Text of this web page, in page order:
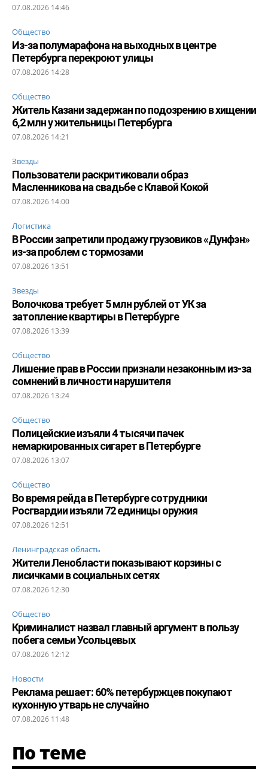
07.08.2026 14:46
Общество
Из-за полумарафона на выходных в центре
Петербурга перекроют улицы
07.08.2026 14:28
Общество
Житель Казани задержан по подозрению в хищении
6,2 млн у жительницы Петербурга
07.08.2026 14:21
Звезды
Пользователи раскритиковали образ
Масленникова на свадьбе с Клавой Кокой
07.08.2026 14:00
Логистика
В России запретили продажу грузовиков «Дунфэн»
из-за проблем с тормозами
07.08.2026 13:51
Звезды
Волочкова требует 5 млн рублей от УК за
затопление квартиры в Петербурге
07.08.2026 13:39
Общество
Лишение прав в России признали незаконным из-за
сомнений в личности нарушителя
07.08.2026 13:24
Общество
Полицейские изъяли 4 тысячи пачек
немаркированных сигарет в Петербурге
07.08.2026 13:07
Общество
Во время рейда в Петербурге сотрудники
Росгвардии изъяли 72 единицы оружия
07.08.2026 12:51
Ленинградская область
Жители Ленобласти показывают корзины с
лисичками в социальных сетях
07.08.2026 12:30
Общество
Криминалист назвал главный аргумент в пользу
побега семьи Усольцевых
07.08.2026 12:12
Новости
Реклама решает: 60% петербуржцев покупают
кухонную утварь не случайно
07.08.2026 11:48
По теме